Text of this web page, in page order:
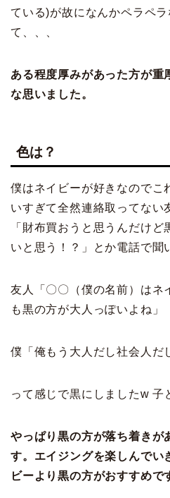
ている)が故になんかペラペ
て、、、
ある程度厚みがあった方が重
な思いました。
色は？
僕はネイビーが好きなのでこ
いすぎて全然連絡取ってない
「財布買おうと思うんだけ
いと思う！？」とか電話で聞
友人「〇〇（僕の名前）はネ
も黒の方が大人っぽいよね」
僕「俺もう大人だし社会人だ
って感じで黒にしましたw 子
やっぱり黒の方が落ち着きが
す。エイジングを楽しんでい
ビーより黒の方がおすすめで